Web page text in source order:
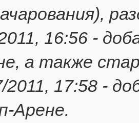
16:56 -
а также
2011, 17:58 -
Арене.